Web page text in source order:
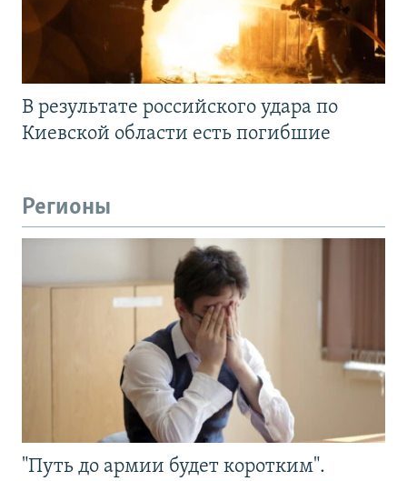
В результате российского удара по
Киевской области есть погибшие
Регионы
"Путь до армии будет коротким".